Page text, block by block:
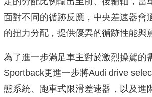
面對不同的循跡反應，中央差速器會
的扭力分配，提供優異的循跡性能與
為了進一步滿足車主對於激烈操駕的
Sportback更進一步將Audi drive
態系統、跑車式限滑差速器，以及進